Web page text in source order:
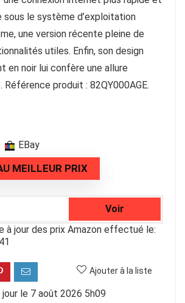
le système d’exploitation
une version récente pleine de
utiles. Enfin, son design
en noir lui confère une allure
produit : 82QY000AGE.
eBay
MEILLEUR PRIX
Voir
à jour des prix Amazon effectué le:
Ajouter à la liste
jour le 7 août 2026 5h09